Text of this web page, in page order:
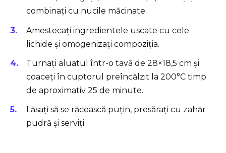
combinați cu nucile măcinate.
Amestecați ingredientele uscate cu cele
lichide și omogenizați compoziția.
Turnați aluatul într-o tavă de 28×18,5 cm și
coaceți în cuptorul preîncălzit la 200°C timp
de aproximativ 25 de minute.
Lăsați să se răcească puțin, presărați cu zahăr
pudră și serviți.